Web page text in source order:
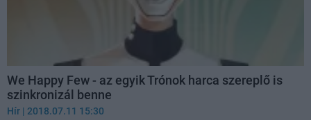
We Happy Few - az egyik Trónok harca szereplő is
szinkronizál benne
Hír | 2018.07.11 15:30